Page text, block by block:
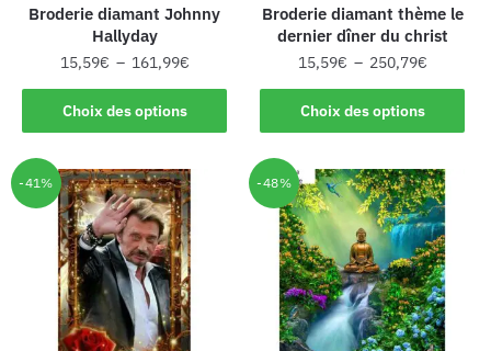
Broderie diamant Johnny
Hallyday
15,59€ – 161,99€
Choix des options
Broderie diamant thème le
dernier dîner du christ
15,59€ – 250,79€
Choix des options
-41% -48%